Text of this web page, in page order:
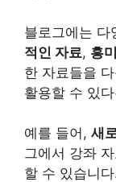
블로그에는 다
적인 자료, 흥
한 자료들을
활용할 수 있
예를 들어, 새
그에서 강좌
할 수 있습니